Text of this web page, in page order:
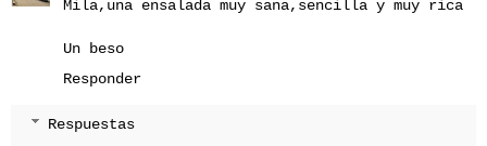
Mila,una ensalada muy sana,sencilla y muy rica
Un beso
Responder
Respuestas